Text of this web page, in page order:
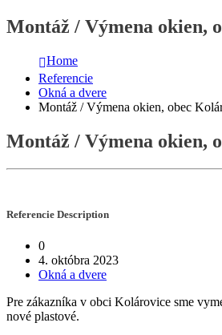
Montáž / Výmena okien,
Home
Referencie
Okná a dvere
Montáž / Výmena okien, obec
Montáž / Výmena okien,
Referencie Description
0
4. októbra 2023
Okná a dvere
Pre zákazníka v obci Kolárovice sme
nové plastové.